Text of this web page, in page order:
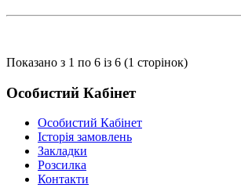
Показано з 1 по 6 із 6 (1 сторінок)
Особистий Кабінет
Особистий Кабінет
Історія замовлень
Закладки
Розсилка
Контакти